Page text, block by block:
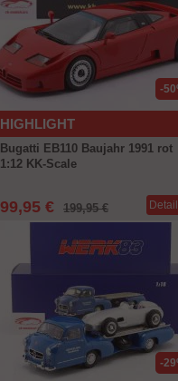
HIGHLIGHT
-
Bugatti EB110 Baujahr 1991 rot
1:12 KK-Scale
99,95 € 199,95 €
-